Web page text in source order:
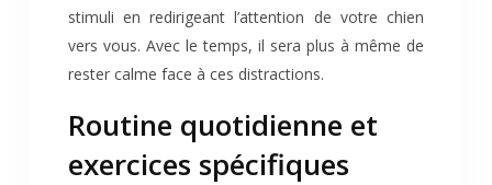
stimuli en redirigeant l’attention de votre chien
vers vous. Avec le temps, il sera plus à même de
rester calme face à ces distractions.
Routine quotidienne et
exercices spécifiques